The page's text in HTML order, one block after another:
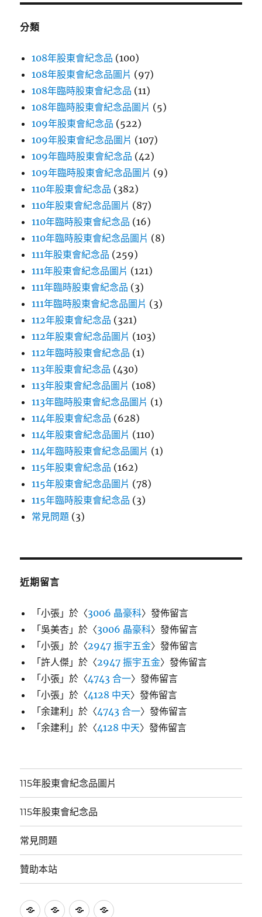
分類
108年股東會紀念品 (100)
108年股東會紀念品圖片 (97)
108年臨時股東會紀念品 (11)
108年臨時股東會紀念品圖片 (5)
109年股東會紀念品 (522)
109年股東會紀念品圖片 (107)
109年臨時股東會紀念品 (42)
109年臨時股東會紀念品圖片 (9)
110年股東會紀念品 (382)
110年股東會紀念品圖片 (87)
110年臨時股東會紀念品 (16)
110年臨時股東會紀念品圖片 (8)
111年股東會紀念品 (259)
111年股東會紀念品圖片 (121)
111年臨時股東會紀念品 (3)
111年臨時股東會紀念品圖片 (3)
112年股東會紀念品 (321)
112年股東會紀念品圖片 (103)
112年臨時股東會紀念品 (1)
113年股東會紀念品 (430)
113年股東會紀念品圖片 (108)
113年臨時股東會紀念品圖片 (1)
114年股東會紀念品 (628)
114年股東會紀念品圖片 (110)
114年臨時股東會紀念品圖片 (1)
115年股東會紀念品 (162)
115年股東會紀念品圖片 (78)
115年臨時股東會紀念品 (3)
常見問題 (3)
近期留言
「小張 」於〈3006 晶豪科〉發佈留言
「吳美杏 」於〈3006 晶豪科〉發佈留言
「小張 」於〈2947 振宇五金〉發佈留言
「許人傑 」於〈2947 振宇五金〉發佈留言
「小張 」於〈4743 合一〉發佈留言
「小張 」於〈4128 中天〉發佈留言
「余建利 」於〈4743 合一〉發佈留言
「余建利 」於〈4128 中天〉發佈留言
115年股東會紀念品圖片
115年股東會紀念品
常見問題
贊助本站
115 115 常 贊